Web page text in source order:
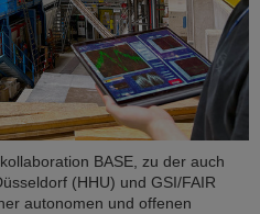
BASE, zu der auch
(HHU) und GSI/FAIR
autonomen und offenen